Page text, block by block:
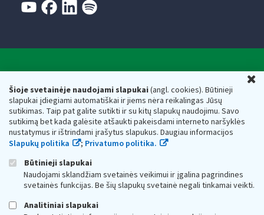
Šioje svetainėje naudojami slapukai(angl. cookies). Būtinieji
slapukai įdiegiami automatiškai ir jiems nėra reikalingas Jūsų
sutikimas. Taip pat galite sutikti ir su kitų slapukų naudojimu. Savo
sutikimą bet kada galėsite atšaukti pakeisdami interneto naršyklės
nustatymus ir ištrindami įrašytus slapukus. Daugiau informacijos
Slapukų politika
; Privatumo politika.
Būtinieji slapukai
Naudojami sklandžiam svetainės veikimui ir įgalina pagrindines
svetainės funkcijas. Be šių slapukų svetainė negali tinkamai veikti.
Analitiniai slapukai
Respublikos finansų ministerijos
Biudžetinė įstaiga. Juridinio asmens kodas — 188659752,
adresas: Vasario 16-osios g. 14, 01107 Vilnius, Lietuva, el.paštas:
vmi@vmi.lt, E. pristatymo dėžutės adresas 188659752
Duomenys apie Valstybinę mokesčių inspekciją prie Lietuvos
Respublikos finansų ministerijos kaupiami ir saugomi Juridinių